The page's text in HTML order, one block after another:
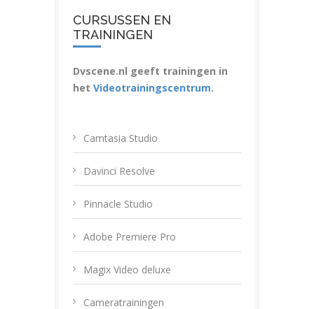
CURSUSSEN EN
TRAININGEN
Dvscene.nl geeft trainingen in
het Videotrainingscentrum.
Camtasia Studio
Davinci Resolve
Pinnacle Studio
Adobe Premiere Pro
Magix Video deluxe
Cameratrainingen